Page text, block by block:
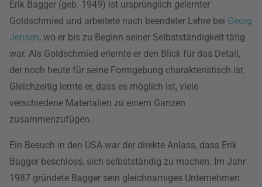
Erik Bagger (geb. 1949) ist ursprünglich gelernter
Goldschmied und arbeitete nach beendeter Lehre bei Georg
Jensen, wo er bis zu Beginn seiner Selbstständigkeit tätig
war. Als Goldschmied erlernte er den Blick für das Detail,
der noch heute für seine Formgebung charakteristisch ist.
Gleichzeitig lernte er, dass es möglich ist, viele
verschiedene Materialien zu einem Ganzen
zusammenzufügen.
Ein Besuch in den USA war der direkte Anlass, dass Erik
Bagger beschloss, sich selbstständig zu machen. Im Jahr
1987 gründete Bagger sein gleichnamiges Unternehmen